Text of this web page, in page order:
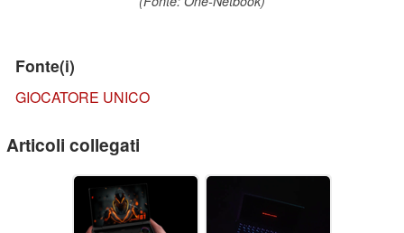
Fonte(i)
GIOCATORE UNICO
Articoli collegati